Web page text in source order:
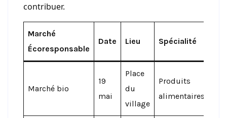
contribuer.
Marché
Écoresponsable
Date Lieu Spécialité
Marché bio
19
mai
Place
du
village
Produits
alimentaires